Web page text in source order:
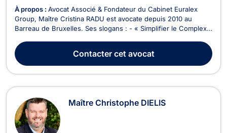
À propos : Avocat Associé & Fondateur du Cabinet Euralex
Group, Maître Cristina RADU est avocate depuis 2010 au
Barreau de Bruxelles. Ses slogans : - « Simplifier le Complexe
une importance primordiale au service à la Clientèle, et se
caractérise par une convivialité dans ...
Contactercet avocat
Maître Christophe DIELIS